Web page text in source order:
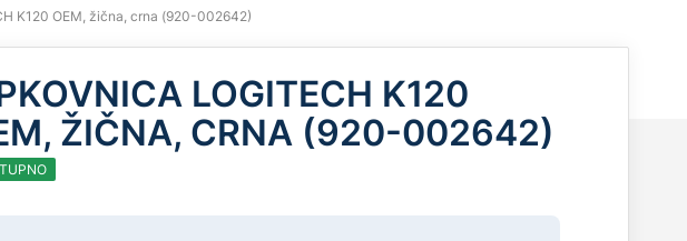
K120 OEM, žična, crna (920-002642)
LOGITECH K120
ŽIČNA, CRNA (920-002642)